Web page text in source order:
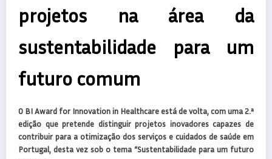
projetos na área da
sustentabilidade para um
futuro comum
O BI Award for Innovation in Healthcare está de volta, com uma 2.ª
edição que pretende distinguir projetos inovadores capazes de
contribuir para a otimização dos serviços e cuidados de saúde em
Portugal, desta vez sob o tema “Sustentabilidade para um futuro